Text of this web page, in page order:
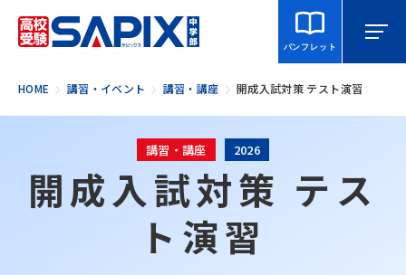
パンフレット
マイページ 相談・見学 校舎を探す
SAPIX中学部とは
HOME 講習・イベント 講習・講座 開成入試対策 テスト演習
講習・講座 2026
開成入試対策 テス
ト演習